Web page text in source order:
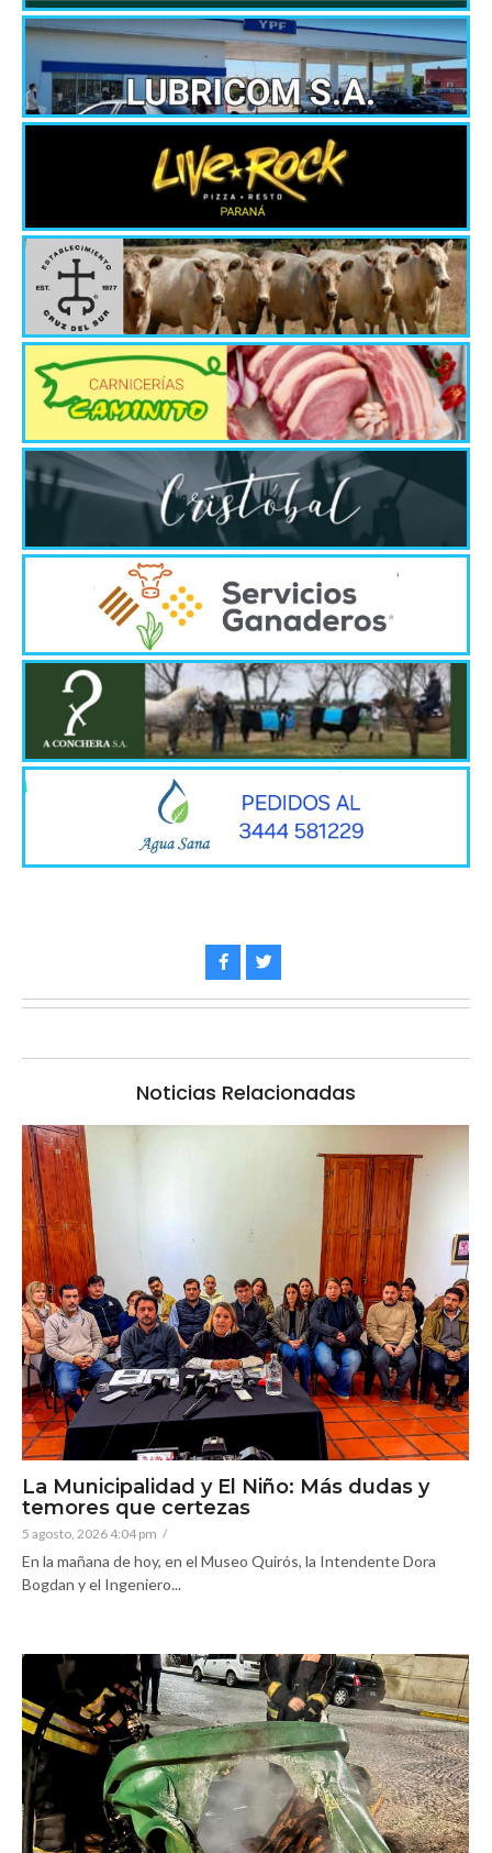
Noticias Relacionadas
La Municipalidad y El Niño: Más dudas y
temores que certezas
5 agosto, 2026 4:04 pm /
En la mañana de hoy, en el Museo Quirós, la Intendente Dora
Bogdan y el Ingeniero...